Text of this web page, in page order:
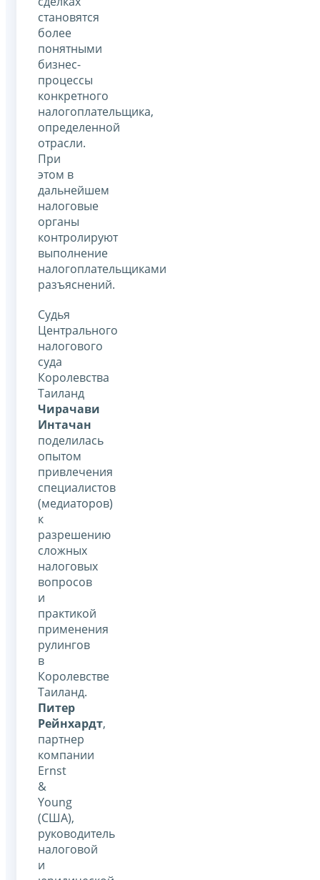
становятся
более
понятными
бизнес-
процессы
конкретного
налогоплательщика,
определенной
отрасли.
При
этом в
дальнейшем
налоговые
органы
контролируют
выполнение
налогоплательщиками
разъяснений.
Судья
Центрального
налогового
суда
Королевства
Таиланд
Чирачави
Интачан
поделилась
опытом
привлечения
специалистов
(медиаторов)
к
разрешению
сложных
налоговых
вопросов
и
практикой
применения
рулингов
в
Королевстве
Таиланд.
Питер
Рейнхардт,
партнер
компании
Ernst
&
Young
(США),
руководитель
налоговой
и